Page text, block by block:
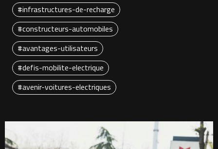
#infrastructures-de-recharge
#constructeurs-automobiles
#avantages-utilisateurs
#defis-mobilite-electrique
#avenir-voitures-electriques